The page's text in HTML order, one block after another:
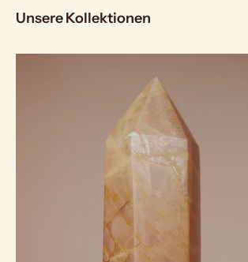
Unsere Kollektionen